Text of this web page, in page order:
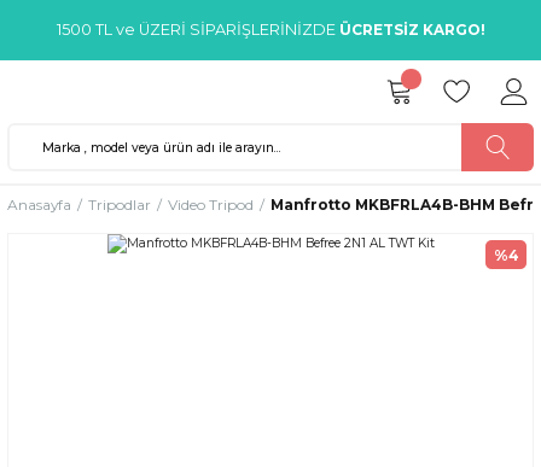
1500 TL ve ÜZERİ SİPARİŞLERİNİZDE ÜCRETSİZ KARGO!
Anasayfa Tripodlar Video Tripod Manfrotto MKBFRLA4B-BHM
%4